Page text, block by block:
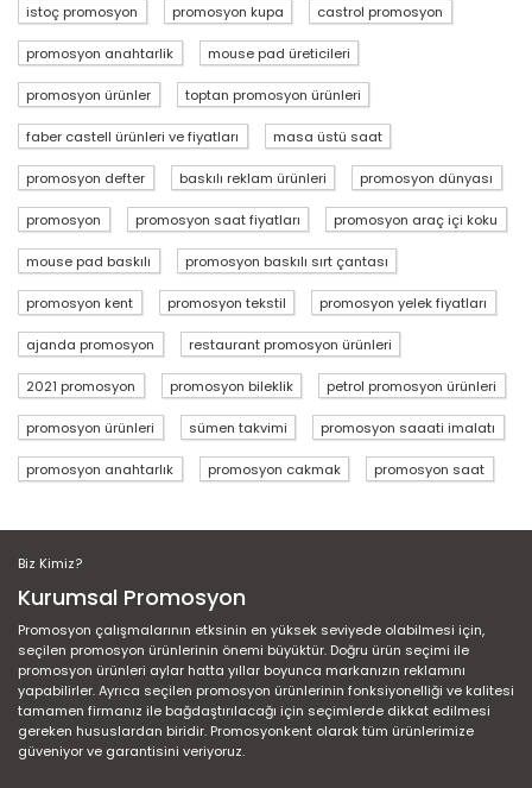
istoç promosyon promosyon kupa castrol promosyon
promosyon anahtarlik mouse pad üreticileri
promosyon ürünler toptan promosyon ürünleri
faber castell ürünleri ve fiyatları masa üstü saat
promosyon defter baskılı reklam ürünleri promosyon dünyası
promosyon promosyon saat fiyatları promosyon araç içi koku
mouse pad baskılı promosyon baskılı sırt çantası
promosyon kent promosyon tekstil promosyon yelek fiyatları
ajanda promosyon restaurant promosyon ürünleri
2021 promosyon promosyon bileklik petrol promosyon ürünleri
promosyon ürünleri sümen takvimi promosyon saaati imalatı
promosyon anahtarlık promosyon cakmak promosyon saat
Biz Kimiz?
Kurumsal Promosyon
Promosyon çalışmalarının etksinin en yüksek seviyede olabilmesi için,
seçilen promosyon ürünlerinin önemi büyüktür. Doğru ürün seçimi ile
promosyon ürünleri aylar hatta yıllar boyunca markanızın reklamını
yapabilirler. Ayrıca seçilen promosyon ürünlerinin fonksiyonelliği ve kalitesi
tamamen firmanız ile bağdaştırılacağı için seçimlerde dikkat edilmesi
gereken hususlardan biridir. Promosyonkent olarak tüm ürünlerimize
güveniyor ve garantisini veriyoruz.